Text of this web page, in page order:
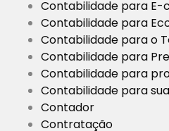
Contabilidade para
Contabilidade para
Contabilidade para o
Contabilidade para
Contabilidade para
Contabilidade para
Contador
Contratação